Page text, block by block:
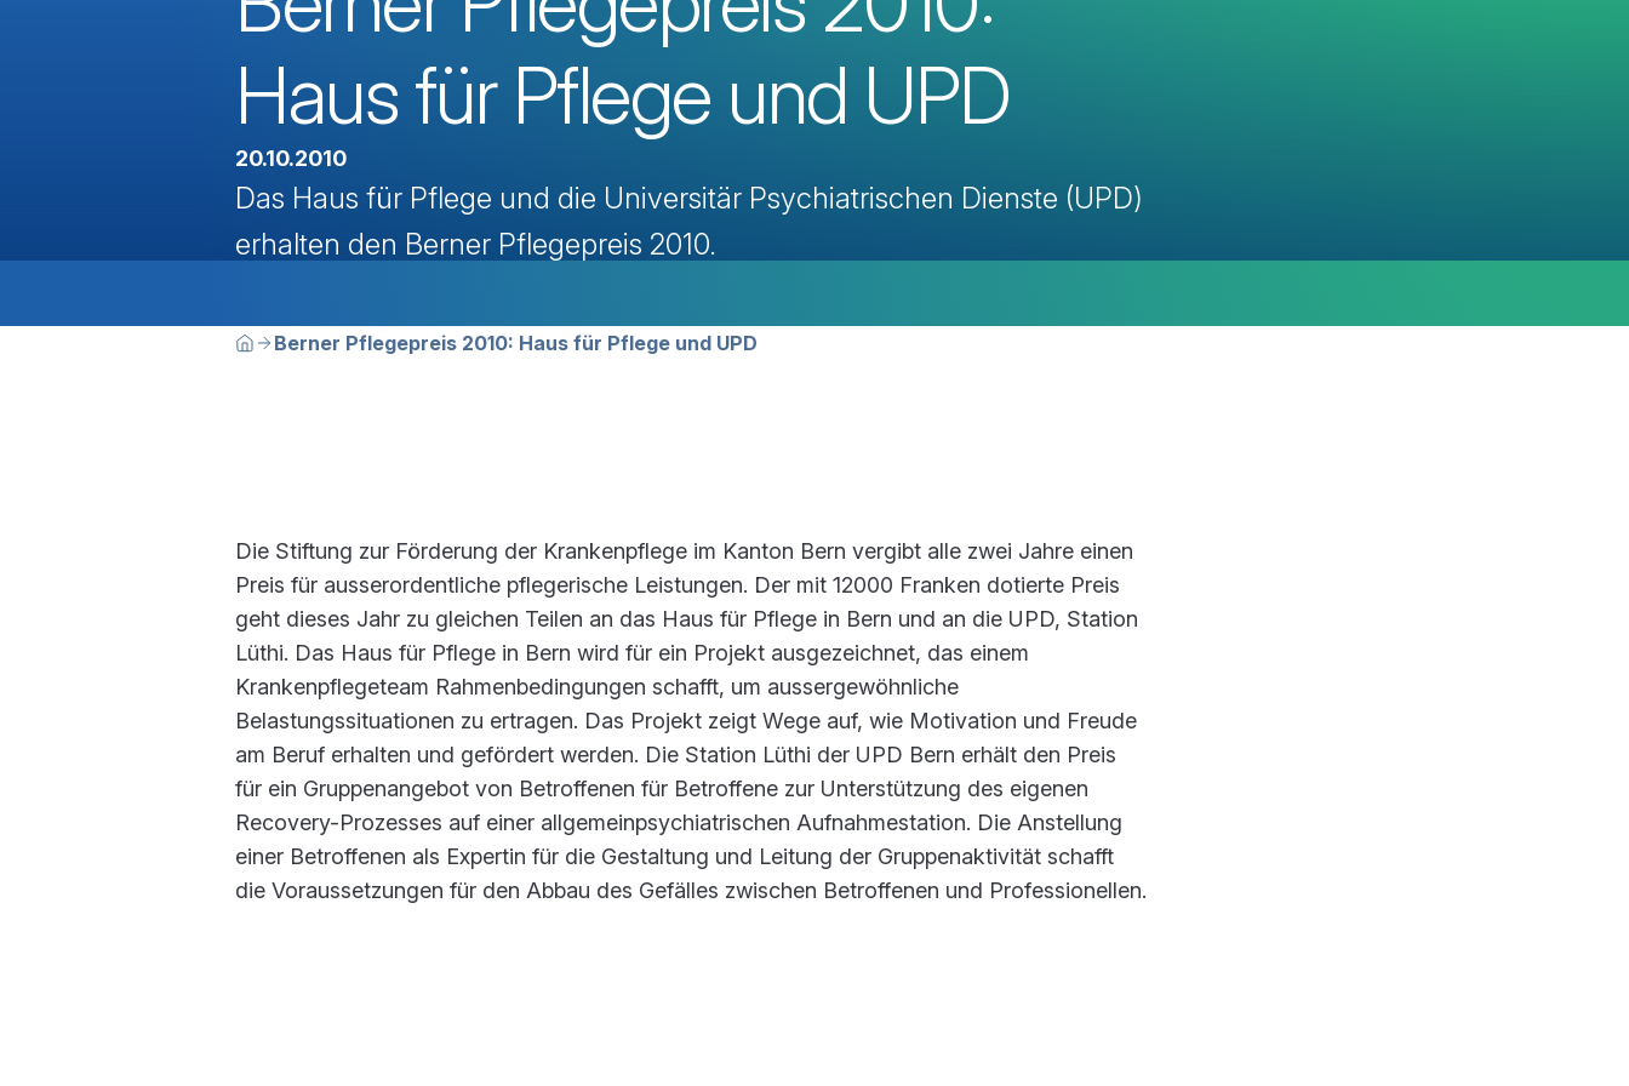
Haus für Pflege und UPD
20.10.2010
Das Haus für Pflege und die Universitär Psychiatrischen Dienste (UPD)
erhalten den Berner Pflegepreis 2010.
Breadcrumbnavigation
Sie befinden sich hier:
HomeBerner Pflegepreis 2010: Haus für Pflege und UPD
Die Stiftung zur Förderung der Krankenpflege im Kanton Bern vergibt alle zwei Jahre einen
Preis für ausserordentliche pflegerische Leistungen. Der mit 12000 Franken dotierte Preis
geht dieses Jahr zu gleichen Teilen an das Haus für Pflege in Bern und an die UPD, Station
Lüthi. Das Haus für Pflege in Bern wird für ein Projekt ausgezeichnet, das einem
Krankenpflegeteam Rahmenbedingungen schafft, um aussergewöhnliche
Belastungssituationen zu ertragen. Das Projekt zeigt Wege auf, wie Motivation und Freude
am Beruf erhalten und gefördert werden. Die Station Lüthi der UPD Bern erhält den Preis
für ein Gruppenangebot von Betroffenen für Betroffene zur Unterstützung des eigenen
Recovery-Prozesses auf einer allgemeinpsychiatrischen Aufnahmestation. Die Anstellung
einer Betroffenen als Expertin für die Gestaltung und Leitung der Gruppenaktivität schafft
die Voraussetzungen für den Abbau des Gefälles zwischen Betroffenen und Professionellen.